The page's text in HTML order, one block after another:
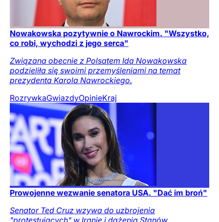
Nowakowska pozytywnie o Nawrockim. "Wszystko,
co robi, wychodzi z jego serca"
Związana obecnie z Polsatem Ida Nowakowska
podzieliła się swoimi przemyśleniami na temat
prezydenta Karola Nawrockiego.
RozrywkaGwiazdyOpinieKraj
Prowojenne wezwanie senatora USA. "Dać im broń"
Senator Ted Cruz wzywa do uzbrojenia
"protestujących" w Iranie i dążenia Stanów